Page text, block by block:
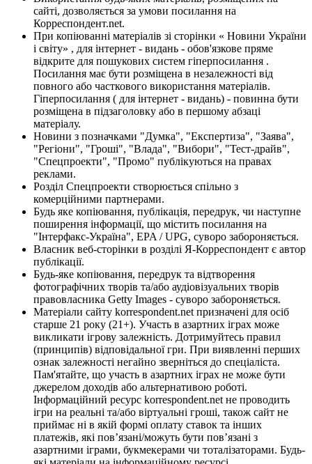
сайті, дозволяється за умови посилання на
Корреспондент.net.
При копіюванні матеріалів зі сторінки « Новини України
і світу» , для інтернет - видань - обов'язкове пряме
відкрите для пошукових систем гіперпосилання .
Посилання має бути розміщена в незалежності від
повного або часткового використання матеріалів.
Гіперпосилання ( для інтернет - видань) - повинна бути
розміщена в підзаголовку або в першому абзаці
матеріалу.
Новини з позначками "Думка", "Експертиза", "Заява",
"Регіони", "Гроші", "Влада", "Вибори", "Тест-драйв",
"Спецпроекти", "Промо" публікуються на правах
реклами.
Розділ Спецпроекти створюється спільно з
комерційними партнерами.
Будь яке копіювання, публікація, передрук, чи наступне
поширення інформації, що містить посилання на
"Інтерфакс-Україна", EPA / UPG, суворо забороняється.
Власник веб-сторінки в розділі Я-Корреспондент є автор
публікації.
Будь-яке копіювання, передрук та відтворення
фотографічних творів та/або аудіовізуальних творів
правовласника Getty Images - суворо забороняється.
Матеріали сайту korrespondent.net призначені для осіб
старше 21 року (21+). Участь в азартних іграх може
викликати ігрову залежність. Дотримуйтесь правил
(принципів) відповідальної гри. При виявленні перших
ознак залежності негайно зверніться до спеціаліста.
Пам'ятайте, що участь в азартних іграх не може бути
джерелом доходів або альтернативою роботі.
Інформаційний ресурс korrespondent.net не проводить
ігри на реальні та/або віртуальні гроші, також сайт не
приймає ні в якій формі оплату ставок та інших
платежів, які пов’язані/можуть бути пов’язані з
азартними іграми, букмекерами чи тоталізаторами. Будь-